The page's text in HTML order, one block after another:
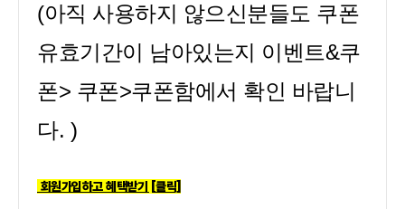
(아직 사용하지 않으신분들도 쿠폰
유효기간이 남아있는지 이벤트&쿠
폰> 쿠폰>쿠폰함에서 확인 바랍니
다. )
회원가입하고 혜택받기 [클릭]